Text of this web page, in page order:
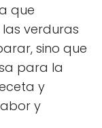
que
verduras
sino que
para la
y
y